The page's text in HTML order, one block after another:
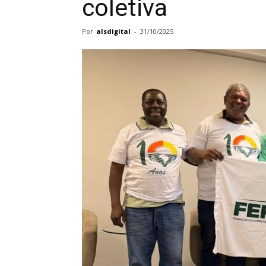
coletiva
Por alsdigital - 31/10/2025